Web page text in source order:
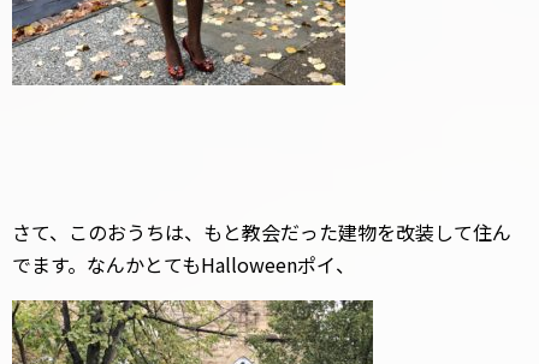
さて、このおうちは、もと教会だった建物を改装して住ん
でます。なんかとてもHalloweenポイ、